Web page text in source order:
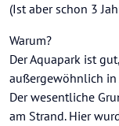
(Ist aber schon 3
Warum?
Der Aquapark ist
außergewöhnlich in
Der wesentliche
am Strand. Hier